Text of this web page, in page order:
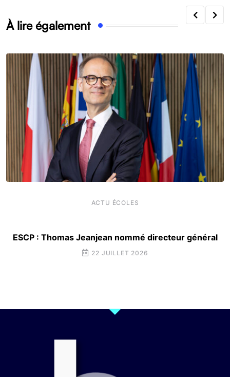
À lire également
ACTU ÉCOLES
ESCP : Thomas Jeanjean nommé directeur général
22 JUILLET 2026